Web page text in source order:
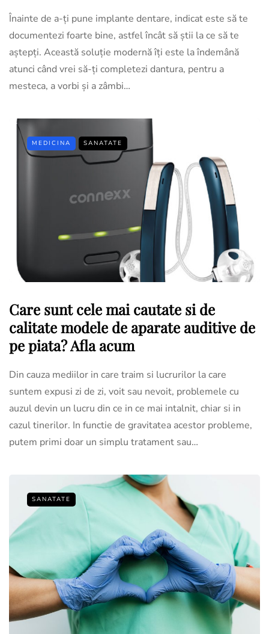
Înainte de a-ți pune implante dentare, indicat este să te
documentezi foarte bine, astfel încât să știi la ce să te
aștepți. Această soluție modernă îți este la îndemână
atunci când vrei să-ți completezi dantura, pentru a
mesteca, a vorbi și a zâmbi…
MEDICINA SANATATE
Care sunt cele mai cautate si de
calitate modele de aparate auditive de
pe piata? Afla acum
Din cauza mediilor in care traim si lucrurilor la care
suntem expusi zi de zi, voit sau nevoit, problemele cu
auzul devin un lucru din ce in ce mai intalnit, chiar si in
cazul tinerilor. In functie de gravitatea acestor probleme,
putem primi doar un simplu tratament sau…
SANATATE